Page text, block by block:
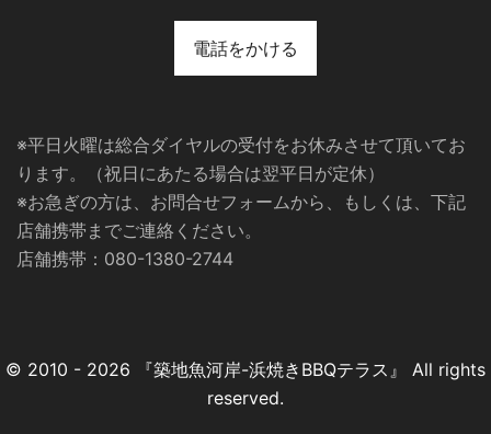
電話をかける
※平日火曜は総合ダイヤルの受付をお休みさせて頂いてお
ります。（祝日にあたる場合は翌平日が定休）
※お急ぎの方は、お問合せフォームから、もしくは、下記
店舗携帯までご連絡ください。
店舗携帯：080-1380-2744
© 2010 - 2026 『築地魚河岸-浜焼きBBQテラス』 All rights
reserved.